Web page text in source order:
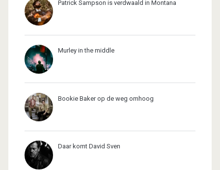
Patrick Sampson is verdwaald in Montana
Murley in the middle
Bookie Baker op de weg omhoog
Daar komt David Sven